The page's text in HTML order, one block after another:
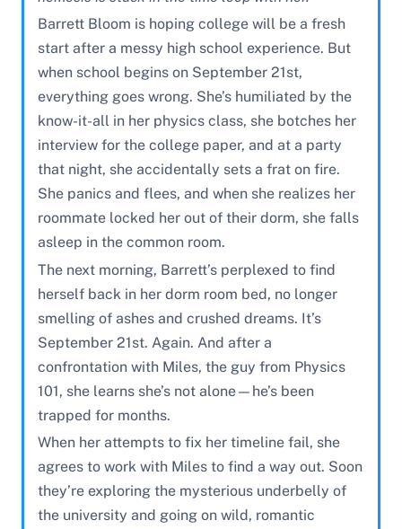
Barrett Bloom is hoping college will be a fresh
start after a messy high school experience. But
when school begins on September 21st,
everything goes wrong. She’s humiliated by the
know-it-all in her physics class, she botches her
interview for the college paper, and at a party
that night, she accidentally sets a frat on fire.
She panics and flees, and when she realizes her
roommate locked her out of their dorm, she falls
asleep in the common room.
The next morning, Barrett’s perplexed to find
herself back in her dorm room bed, no longer
smelling of ashes and crushed dreams. It’s
September 21st. Again. And after a
confrontation with Miles, the guy from Physics
101, she learns she’s not alone—he’s been
trapped for months.
When her attempts to fix her timeline fail, she
agrees to work with Miles to find a way out. Soon
they’re exploring the mysterious underbelly of
the university and going on wild, romantic